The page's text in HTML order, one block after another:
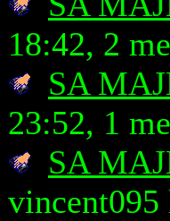
18:42, 2
SA
23:52, 1
SA
vincent095